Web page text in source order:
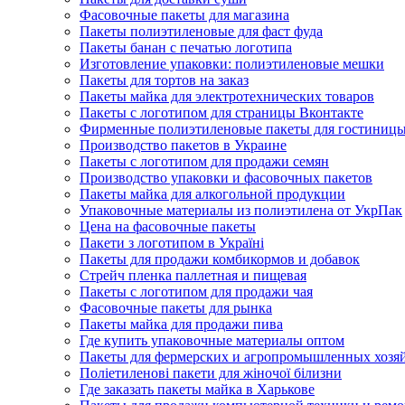
Фасовочные пакеты для магазина
Пакеты полиэтиленовые для фаст фуда
Пакеты банан с печатью логотипа
Изготовление упаковки: полиэтиленовые мешки
Пакеты для тортов на заказ
Пакеты майка для электротехнических товаров
Пакеты с логотипом для страницы Вконтакте
Фирменные полиэтиленовые пакеты для
Производство пакетов в Украине
Пакеты с логотипом для продажи семян
Производство упаковки и фасовочных пакетов
Пакеты майка для алкогольной продукции
Упаковочные материалы из полиэтилена от УкрПак
Цена на фасовочные пакеты
Пакети з логотипом в Україні
Пакеты для продажи комбикормов и добавок
Стрейч пленка паллетная и пищевая
Пакеты с логотипом для продажи чая
Фасовочные пакеты для рынка
Пакеты майка для продажи пива
Где купить упаковочные материалы оптом
Пакеты для фермерских и агропромышленных
Поліетиленові пакети для жіночої білизни
Где заказать пакеты майка в Харькове